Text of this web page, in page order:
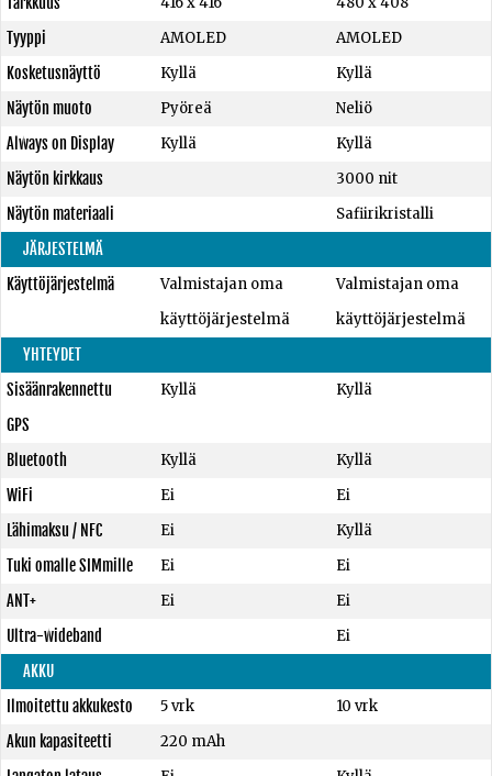
Tyyppi
AMOLED
AMOLED
Kosketusnäyttö
Kyllä
Kyllä
Näytön muoto
Pyöreä
Neliö
Always on Display
Kyllä
Kyllä
Näytön kirkkaus
3000 nit
Näytön materiaali
Safiirikristalli
JÄRJESTELMÄ
Käyttöjärjestelmä
Valmistajan oma
käyttöjärjestelmä
Valmistajan oma
käyttöjärjestelmä
YHTEYDET
Sisäänrakennettu
GPS
Kyllä Kyllä
Bluetooth Kyllä
Kyllä
WiFi
Ei
Ei
Lähimaksu / NFC
Ei
Kyllä
Tuki omalle SIMmille
Ei
Ei
ANT+
Ei
Ei
Ultra-wideband
Ei
AKKU
Ilmoitettu akkukesto
5 vrk
10 vrk
Akun kapasiteetti
220 mAh